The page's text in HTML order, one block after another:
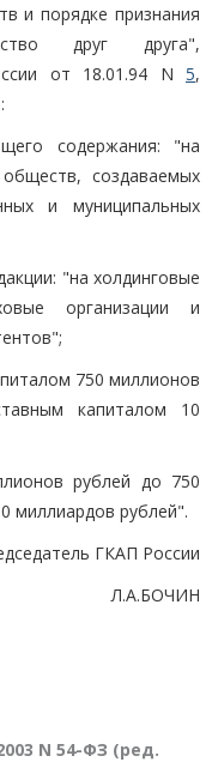
и порядке признания
друг друга",
от 18.01.94 N 5,
содержания: "на
создаваемых
и муниципальных
"на холдинговые
организации и
750 миллионов
капиталом 10
рублей до 750
миллиардов рублей".
ГКАП России
Л.А.БОЧИН
N 54-ФЗ (ред.